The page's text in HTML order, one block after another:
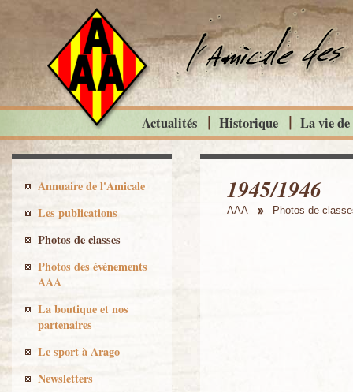
1945/1946
AAA Photos de
Actualités Historique La vie
Annuaire de l'Amicale
Les publications
Photos de classes
Photos des événements
AAA
La boutique et nos
partenaires
Le sport à Arago
Newsletters